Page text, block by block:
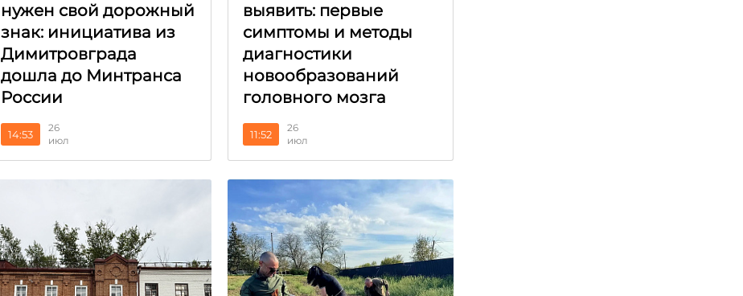
нужен свой дорожный
знак: инициатива из
Димитровграда
дошла до Минтранса
России
14:53
26
июл
выявить: первые
симптомы и методы
диагностики
новообразований
головного мозга
11:52
26
июл